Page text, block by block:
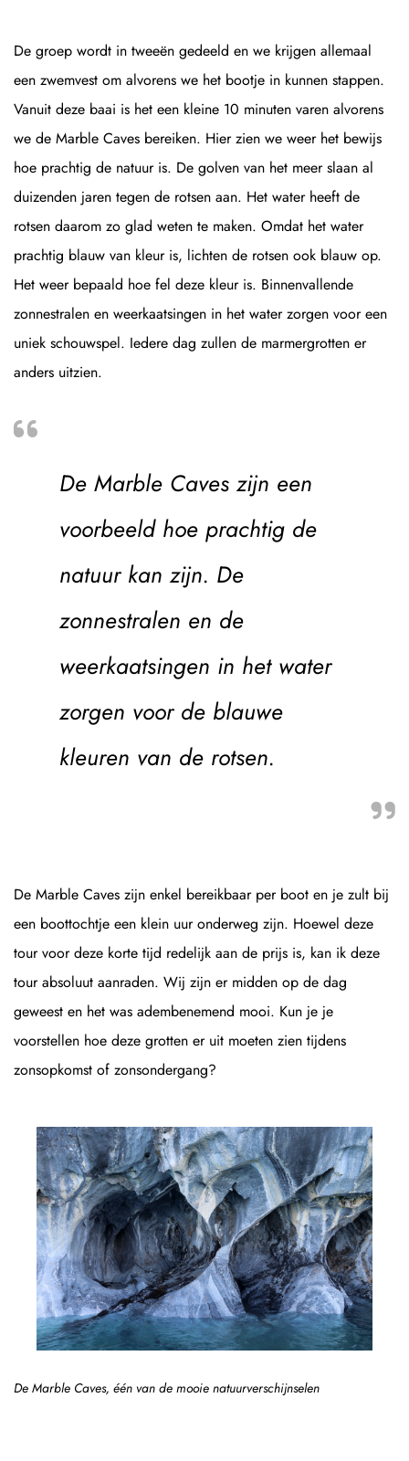
De groep wordt in tweeën gedeeld en we krijgen allemaal
een zwemvest om alvorens we het bootje in kunnen stappen.
Vanuit deze baai is het een kleine 10 minuten varen alvorens
we de Marble Caves bereiken. Hier zien we weer het bewijs
hoe prachtig de natuur is. De golven van het meer slaan al
duizenden jaren tegen de rotsen aan. Het water heeft de
rotsen daarom zo glad weten te maken. Omdat het water
prachtig blauw van kleur is, lichten de rotsen ook blauw op.
Het weer bepaald hoe fel deze kleur is. Binnenvallende
zonnestralen en weerkaatsingen in het water zorgen voor een
uniek schouwspel. Iedere dag zullen de marmergrotten er
anders uitzien.
De Marble Caves zijn een
voorbeeld hoe prachtig de
natuur kan zijn. De
zonnestralen en de
weerkaatsingen in het water
zorgen voor de blauwe
kleuren van de rotsen.
De Marble Caves zijn enkel bereikbaar per boot en je zult bij
een boottochtje een klein uur onderweg zijn. Hoewel deze
tour voor deze korte tijd redelijk aan de prijs is, kan ik deze
tour absoluut aanraden. Wij zijn er midden op de dag
geweest en het was adembenemend mooi. Kun je je
voorstellen hoe deze grotten er uit moeten zien tijdens
zonsopkomst of zonsondergang?
De Marble Caves, één van de mooie natuurverschijnselen